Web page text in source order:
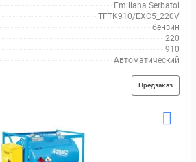
Emiliana Serbatoi
TFTK910/EXC5_220V
бензин
220
910
Автоматический
Предзаказ